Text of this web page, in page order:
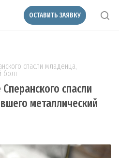
ОСТАВИТЬ ЗАЯВКУ
спасли младенца,
болт
спасли
металлический